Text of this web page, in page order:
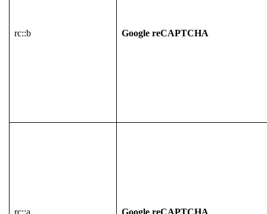
rc::b Google reCAPTCHA
rc::a Google reCAPTCHA